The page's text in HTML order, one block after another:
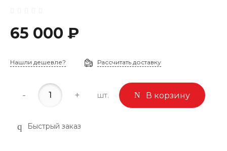
65 000 ₽
Нашли дешевле? Рассчитать доставку
- + шт. В корзину
Быстрый заказ